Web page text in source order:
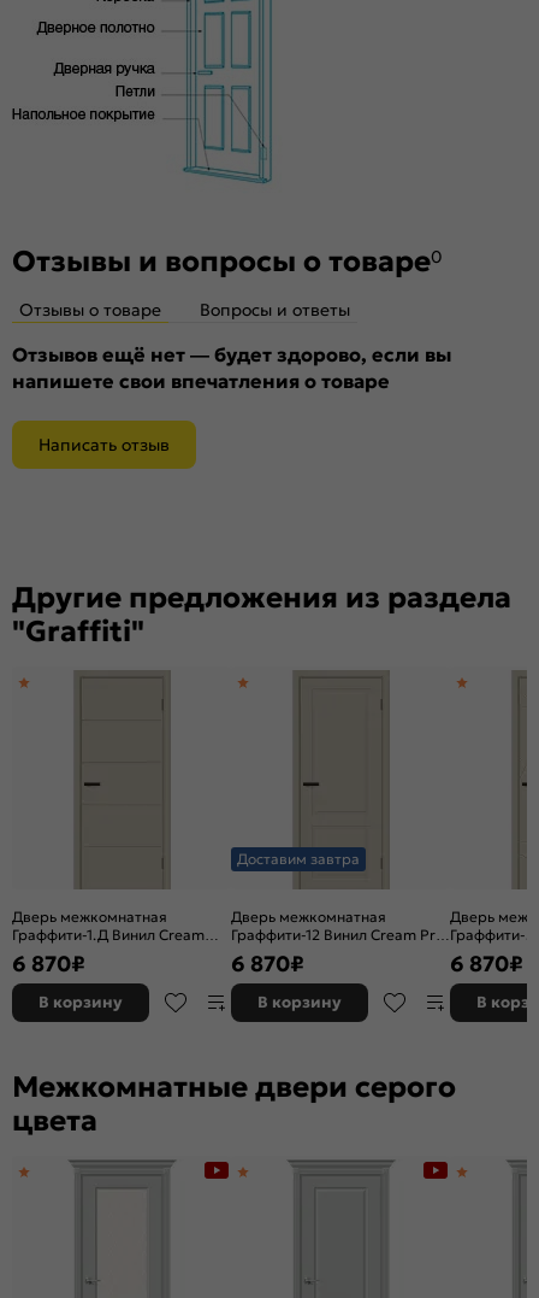
Особенности
147-0074,147-0075,147-0076,147-0072,147-0073,147-0077,147-
Отзывы и вопросы о товаре0
Отзывы о товаре Вопросы и ответы
Отзывов ещё нет — будет здорово, если вы
напишете свои впечатления о товаре
Написать отзыв
Другие предложения из раздела
"Graffiti"
Дверь межкомнатная
Граффити-1.Д Винил Cream
Pro, глухая, каркасно-
щитовая
6 870₽
В корзину
Доставим завтра
Дверь межкомнатная
Граффити-12 Винил Cream Pro,
глухая, каркасно-щитовая
6 870₽
В корзину
Дверь
Граффити-
Pro,
щитовая
6 870₽
В
Межкомнатные двери серого
цвета